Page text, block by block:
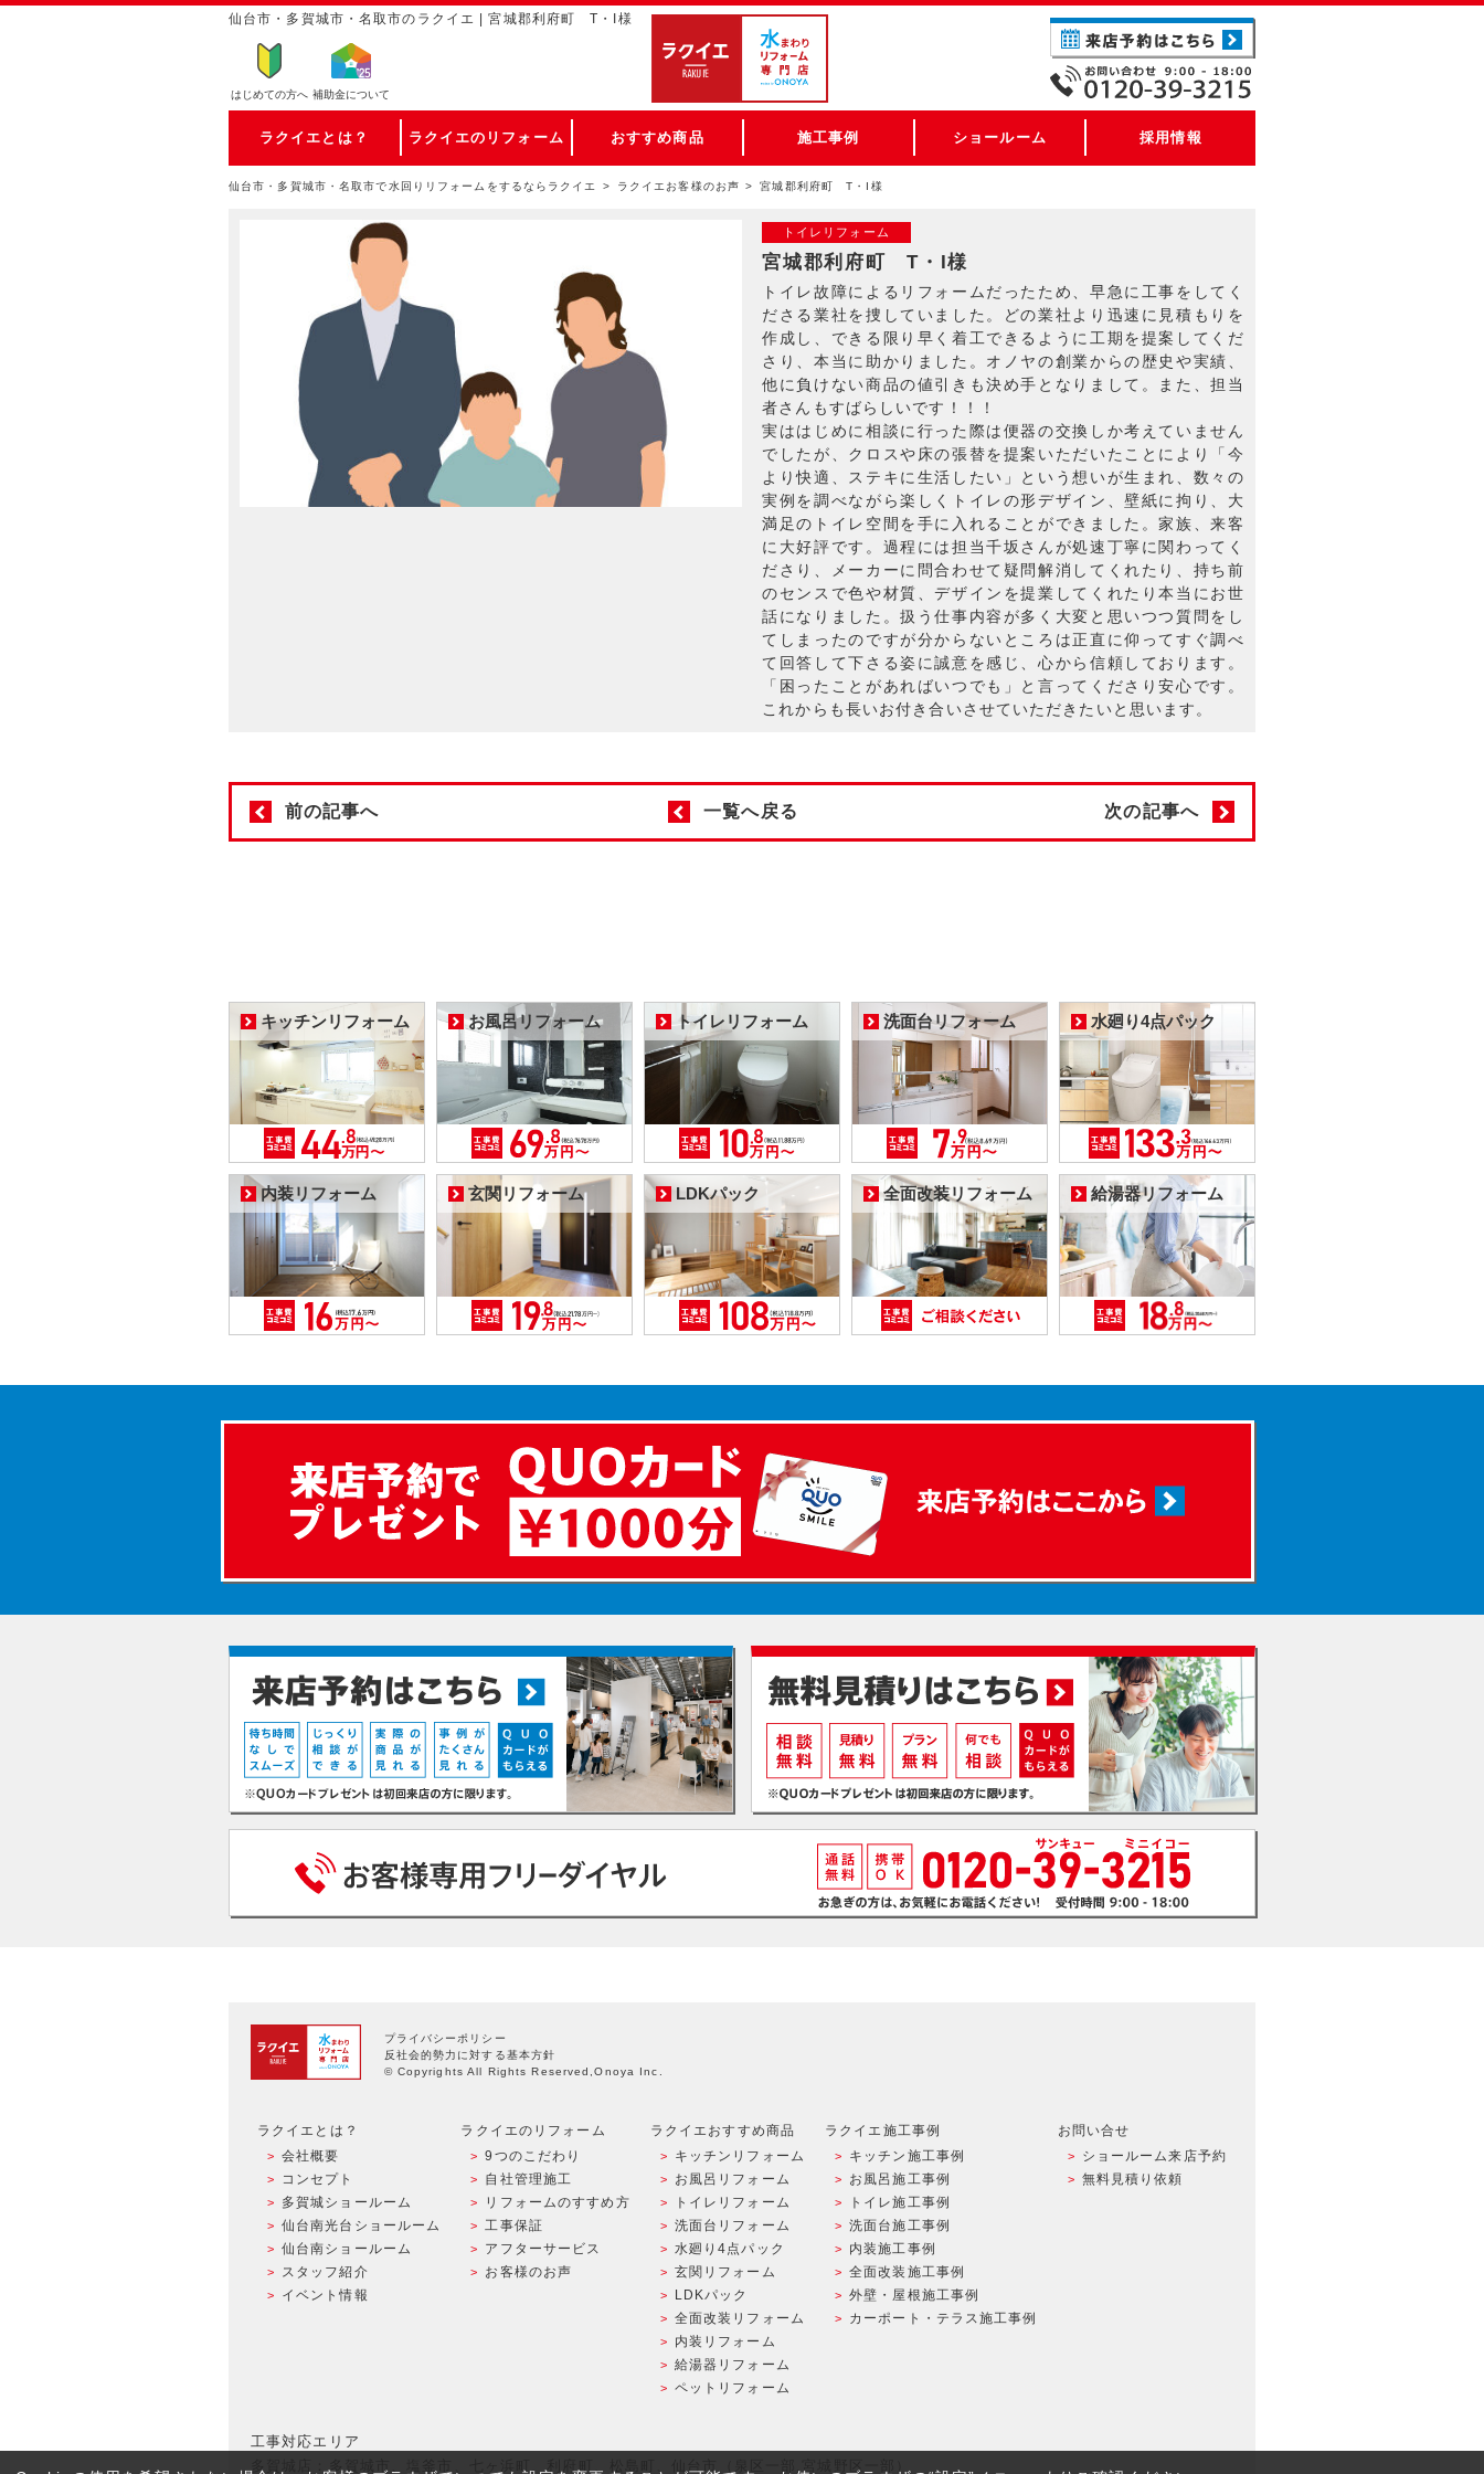
仙台市・多賀城市・名取市のラクイエ | 宮城郡利府町 T・I様
はじめての方へ 補助金について
ラクイエとは？ ラクイエのリフォーム おすすめ商品 施工事例 ショールーム 採用情報
仙台市・多賀城市・名取市で水回りリフォームをするならラクイエ ラクイエお客様のお声 宮城郡利府町 T・I様
トイレリフォーム
宮城郡利府町 T・I様
トイレ故障によるリフォームだったため、早急に工事をしてく
ださる業社を捜していました。どの業社より迅速に見積もりを
作成し、できる限り早く着工できるように工期を提案してくだ
さり、本当に助かりました。オノヤの創業からの歴史や実績、
他に負けない商品の値引きも決め手となりまして。また、担当
者さんもすばらしいです！！！
実ははじめに相談に行った際は便器の交換しか考えていません
でしたが、クロスや床の張替を提案いただいたことにより「今
より快適、ステキに生活したい」という想いが生まれ、数々の
実例を調べながら楽しくトイレの形デザイン、壁紙に拘り、大
満足のトイレ空間を手に入れることができました。家族、来客
に大好評です。過程には担当千坂さんが処速丁寧に関わってく
ださり、メーカーに問合わせて疑問解消してくれたり、持ち前
のセンスで色や材質、デザインを提業してくれたり本当にお世
話になりました。扱う仕事内容が多く大変と思いつつ質問をし
てしまったのですが分からないところは正直に仰ってすぐ調べ
て回答して下さる姿に誠意を感じ、心から信頼しております。
「困ったことがあればいつでも」と言ってくださり安心です。
これからも長いお付き合いさせていただきたいと思います。
前の記事へ 一覧へ戻る 次の記事へ
キッチンリフォーム お風呂リフォーム トイレリフォーム 洗面台リフォーム 水廻り4点パック
内装リフォーム 玄関リフォーム LDKパック 全面改装リフォーム 給湯器リフォーム
プライバシーポリシー
反社会的勢力に対する基本方針
© Copyrights All Rights Reserved,Onoya Inc.
ラクイエとは？
会社概要
コンセプト
多賀城ショールーム
仙台南光台ショールーム
仙台南ショールーム
スタッフ紹介
イベント情報
ラクイエのリフォーム
9つのこだわり
自社管理施工
リフォームのすすめ方
工事保証
アフターサービス
お客様のお声
ラクイエおすすめ商品
キッチンリフォーム
お風呂リフォーム
トイレリフォーム
洗面台リフォーム
水廻り4点パック
玄関リフォーム
LDKパック
全面改装リフォーム
内装リフォーム
給湯器リフォーム
ペットリフォーム
ラクイエ施工事例
キッチン施工事例
お風呂施工事例
トイレ施工事例
洗面台施工事例
内装施工事例
全面改装施工事例
外壁・屋根施工事例
カーポート・テラス施工事例
お問い合せ
ショールーム来店予約
無料見積り依頼
工事対応エリア
多賀城店：多賀城市、塩釜市、七ヶ浜町、利府町、松島町、仙台市（泉区一部,宮城野区一部）